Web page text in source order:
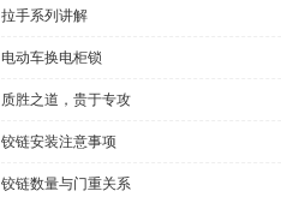
拉手系列讲解
电动车换电柜锁
质胜之道，贵于专攻
铰链安装注意事项
铰链数量与门重关系